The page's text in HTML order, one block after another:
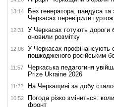
13:14
Без генератора, пандуса
Черкасах перевірили
12:31
У Черкасах готують дороги
оновили розмітку
12:08
У Черкасах профінансують
пошкодженого російським
11:57
Черкаська педагогиня
Prize Ukraine 2026
11:22 На Черкащині за добу
10:52
Погода різко зміниться:
фронт